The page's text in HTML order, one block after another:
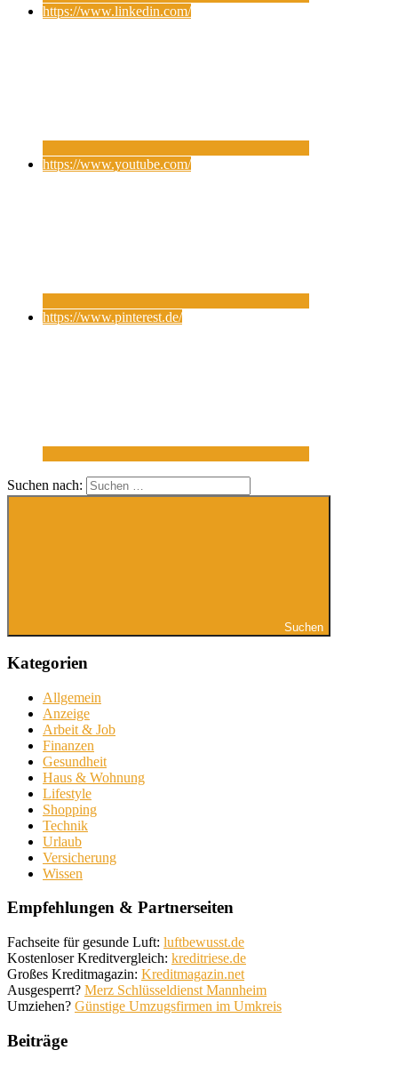
https://www.linkedin.com/
https://www.youtube.com/
https://www.pinterest.de/
Suchen nach:
Suchen
Kategorien
Allgemein
Anzeige
Arbeit & Job
Finanzen
Gesundheit
Haus & Wohnung
Lifestyle
Shopping
Technik
Urlaub
Versicherung
Wissen
Empfehlungen & Partnerseiten
Fachseite für gesunde Luft: luftbewusst.de
Kostenloser Kreditvergleich: kreditriese.de
Großes Kreditmagazin: Kreditmagazin.net
Ausgesperrt? Merz Schlüsseldienst Mannheim
Umziehen? Günstige Umzugsfirmen im Umkreis
Beiträge